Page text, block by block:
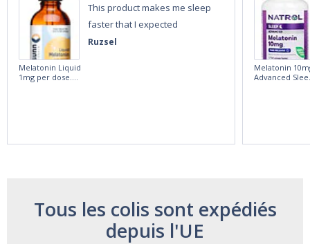
Ruzsel
This product makes me sleep
faster that I expected
Melatonin Liquid
1mg per dose.
Melatonin
Advanced
Tous les colis sont expédiés
depuis l'UE